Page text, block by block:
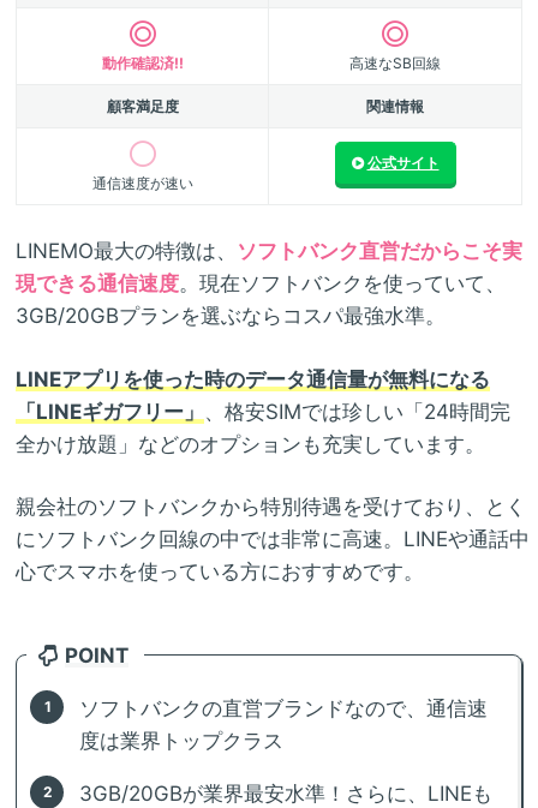
動作確認済!! 高速なSB回線
顧客満足度 関連情報
通信速度が速い
公式サイト
LINEMO最大の特徴は、 ソフトバンク直営だからこそ実
現できる通信速度。現在ソフトバンクを使っていて、
3GB/20GBプランを選ぶならコスパ最強水準。
LINEアプリを使った時のデータ通信量が無料になる
「LINEギガフリー」 、格安SIMでは珍しい「24時間完
全かけ放題」などのオプションも充実しています。
親会社のソフトバンクから特別待遇を受けており、とく
にソフトバンク回線の中では非常に高速。LINEや通話中
心でスマホを使っている方におすすめです。
POINT
ソフトバンクの直営ブランドなので、通信速
度は業界トップクラス
3GB/20GBが業界最安水準！さらに、LINEも